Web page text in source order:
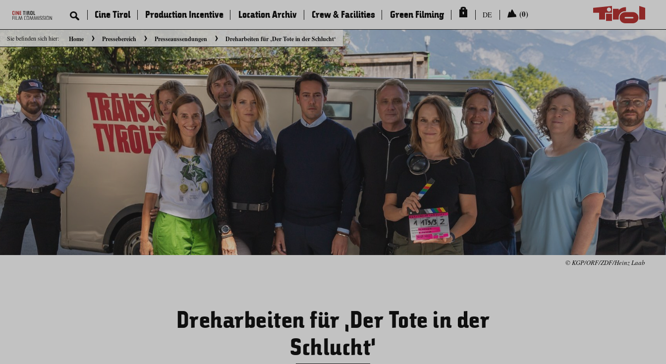
Sie befinden sich hier: Home Pressebereich Presseaussendungen Dreharbeiten für ‚Der Tote in der Schlucht‘
Cine Tirol Production Incentive Location Archiv Crew & Facilities Green Filming DE (0)
© KGP/ORF/ZDF/Heinz Laab
Dreharbeiten für ‚Der Tote in der
Schlucht‘